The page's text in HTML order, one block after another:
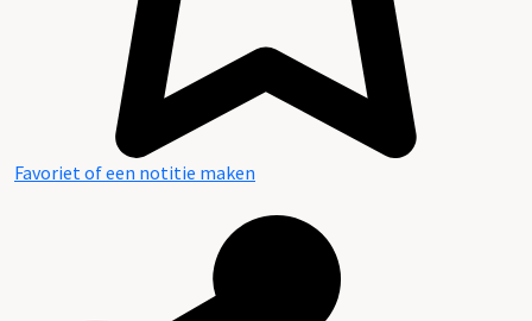
Favoriet of een notitie maken